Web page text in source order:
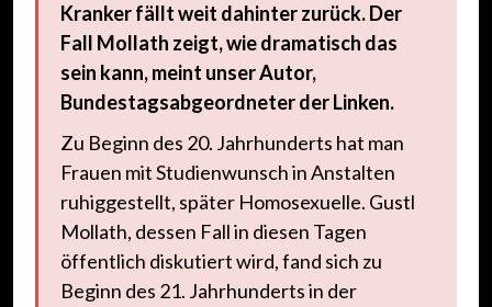
Kranker fällt weit dahinter zurück. Der
Fall Mollath zeigt, wie dramatisch das
sein kann, meint unser Autor,
Bundestagsabgeordneter der Linken.
Zu Beginn des 20. Jahrhunderts hat man
Frauen mit Studienwunsch in Anstalten
ruhiggestellt, später Homosexuelle. Gustl
Mollath, dessen Fall in diesen Tagen
öffentlich diskutiert wird, fand sich zu
Beginn des 21. Jahrhunderts in der